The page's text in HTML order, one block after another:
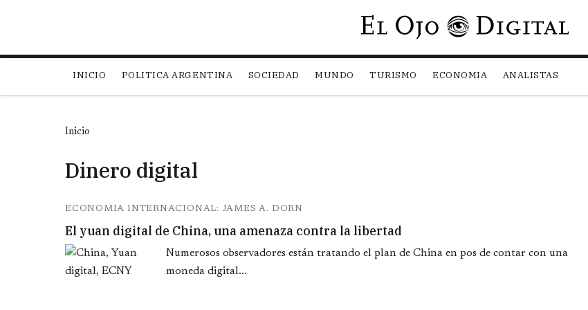
Pasar al contenido principal
INICIO POLITICA ARGENTINA SOCIEDAD MUNDO TURISMO ECONOMIA ANALISTAS
Inicio
Dinero digital
ECONOMIA INTERNACIONAL: JAMES A. DORN
El yuan digital de China, una amenaza contra la libertad
Numerosos observadores están tratando el plan de China en pos de contar con una
moneda digital...